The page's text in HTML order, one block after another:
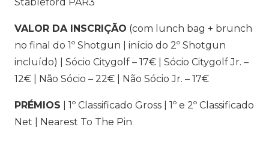
VALOR DA INSCRIÇÃO (com lunch bag + brunch
no final do 1º Shotgun | início do 2º Shotgun
incluído) | Sócio Citygolf – 17€ | Sócio Citygolf Jr. –
12€ | Não Sócio – 22€ | Não Sócio Jr. – 17€
PRÉMIOS
| 1º Classificado Gross | 1º e 2º Classificado
Net | Nearest To The Pin